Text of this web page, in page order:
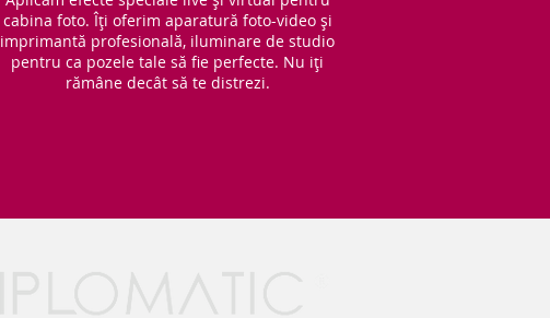
cabina foto. Îți oferim aparatură foto-video și
imprimantă profesională, iluminare de studio
pentru ca pozele tale să fie perfecte. Nu iți
rămâne decât să te distrezi.